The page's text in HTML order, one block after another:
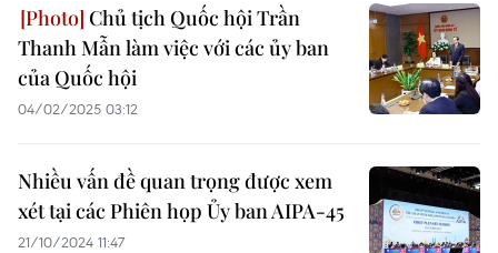
Chủ tịch Quốc hội Trần
Thanh Mẫn làm việc với các ủy ban
của Quốc hội
04/02/2025 03:12
Nhiều vấn đề quan trọng được xem
xét tại các Phiên họp Ủy ban AIPA-45
21/10/2024 11:47